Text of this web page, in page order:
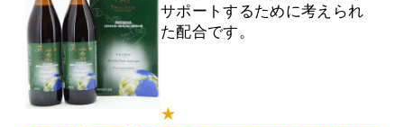
サポートするために考えられ
た配合です。
★